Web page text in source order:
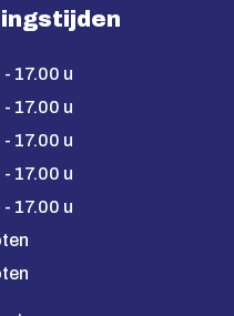
17.00 u
17.00 u
17.00 u
17.00 u
17.00 u